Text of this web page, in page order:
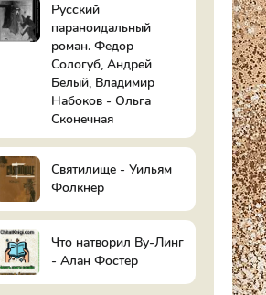
Русский
параноидальный
роман. Федор
Сологуб, Андрей
Белый, Владимир
Набоков - Ольга
Сконечная
Святилище - Уильям
Фолкнер
Что натворил Ву-Линг
- Алан Фостер